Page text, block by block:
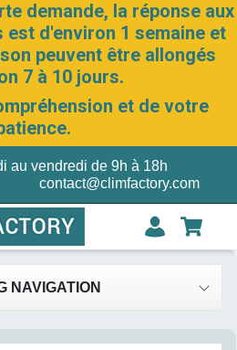
demande, la réponse aux
est d'environ 1 semaine et
peuvent être allongés
7 à 10 jours.
et de votre
au vendredi de 9h à 18h
contact@climfactory.com
NAVIGATION